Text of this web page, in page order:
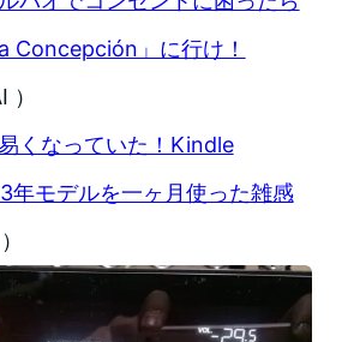
Concepción」に行け！
くなっていた！Kindle
年モデルを一ヶ月使った雑感